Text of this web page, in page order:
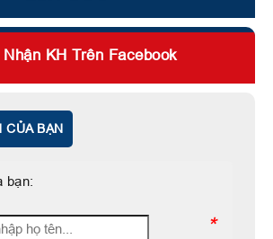
Nhận KH Trên Facebook
CỦA BẠN
bạn:
*